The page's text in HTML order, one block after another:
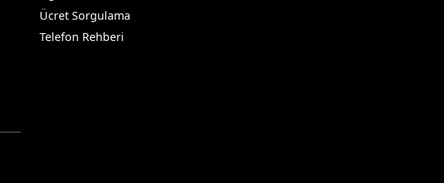
Ücret Sorgulama
Telefon Rehberi